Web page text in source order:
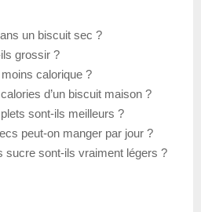
un biscuit sec ?
grossir ?
calorique ?
d’un biscuit maison ?
sont-ils meilleurs ?
peut-on manger par jour ?
sucre sont-ils vraiment légers ?